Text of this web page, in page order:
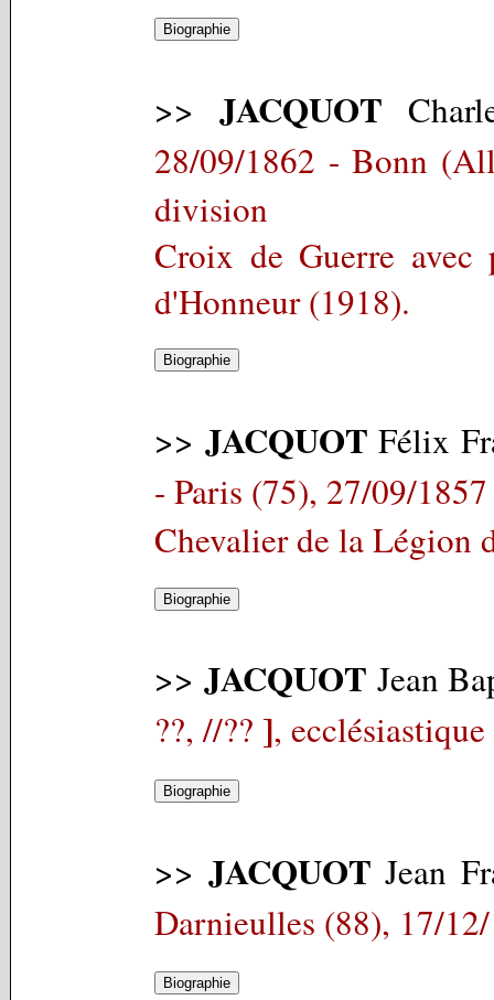
>> JACQUOT
28/09/1862 - Bonn
division
Croix de Guerre avec
d'Honneur (1918).
>> JACQUOT Félix
- Paris (75), 27/09/1857
Chevalier de la Légion
>> JACQUOT Jean
??, //?? ], ecclésiastique
>> JACQUOT Jean
Darnieulles (88), 17/